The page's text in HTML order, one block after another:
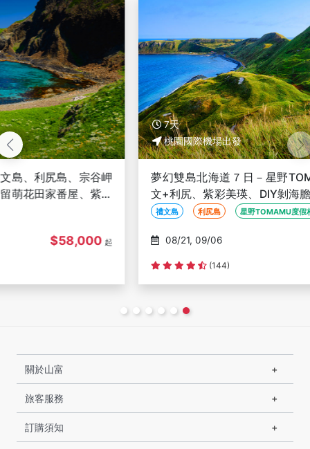
7天
桃園國際機場出發
夢幻雙島北海道７日－星野TOMAMU、雲海纜車、禮
文+利尻、紫彩美瑛、DIY剝海膽、哈密瓜+海鮮和牛八
星野TOMAMU度假村
08/21, 09/06
關於山富
旅客服務
訂購須知